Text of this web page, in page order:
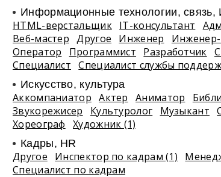
Информационные технологии, связь,
HTML-верстальщик IT-консультант
Веб-мастер
Другое Инженер
Оператор
Программист Разработчик
Специалист
Специалист службы
Искусство, культура
Аккомпаниатор Актер Аниматор
Звукорежисер
Культуролог Музыкант
Хореограф
Художник (1)
Кадры, HR
Другое Инспектор по кадрам (1)
Специалист по кадрам